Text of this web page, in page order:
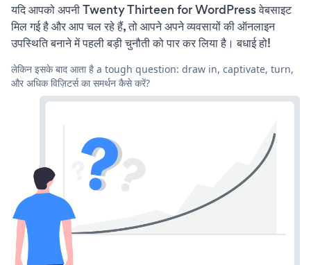
यदि आपको अपनी Twenty Thirteen for WordPress वेबसाइट
मिल गई है और आप चल रहे हैं, तो आपने अपने व्यवसायों की ऑनलाइन
उपस्थिति बनाने में पहली बड़ी चुनौती को पार कर लिया है। बधाई हो!
लेकिन इसके बाद आता है a tough question: draw in, captivate, turn,
और अधिक विज़िटर्स का समर्थन कैसे करें?